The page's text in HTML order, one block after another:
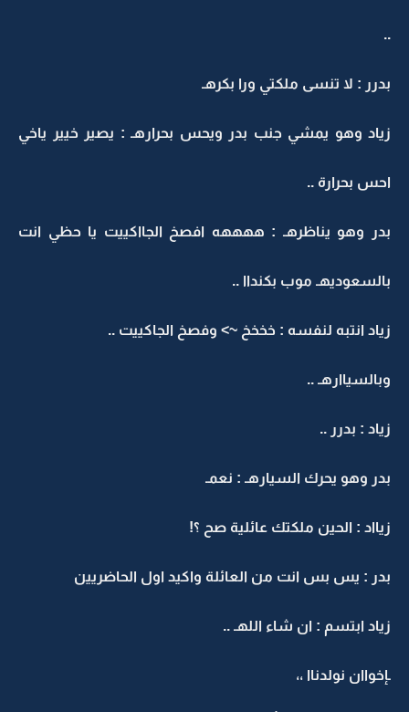
..
بدرر : لا تنسى ملكتي ورا بكرهـ
زياد وهو يمشي جنب بدر ويحس بحرارهـ : يصير خيير ياخي
احس بحرارة ..
بدر وهو يناظرهـ : ههههه افصخ الجااكييت يا حظي انت
بالسعوديهـ موب بكنداا ..
زياد انتبه لنفسه : خخخخ ~> وفصخ الجاكييت ..
وبالسياارهـ ..
زياد : بدرر ..
بدر وهو يحرك السيارهـ : نعمـ
زيااد : الحين ملكتك عائلية صح ؟!
بدر : يس بس انت من العائلة واكيد اول الحاضريين
زياد ابتسم : ان شاء اللهـ ..
ـإخواان نولدناا ،،